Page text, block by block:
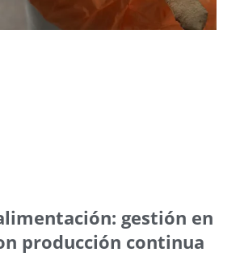
gestión en
producción continua